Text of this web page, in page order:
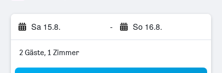
Sa 15.8. - So 16.8.
2 Gäste, 1 Zimmer